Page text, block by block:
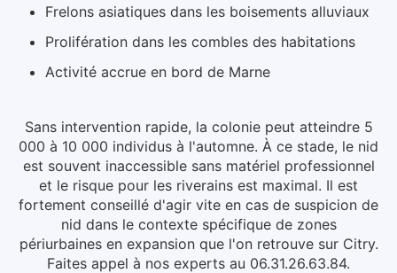
Frelons asiatiques dans les boisements alluviaux
Prolifération dans les combles des habitations
Activité accrue en bord de Marne
Sans intervention rapide, la colonie peut atteindre 5
000 à 10 000 individus à l'automne. À ce stade, le nid
est souvent inaccessible sans matériel professionnel
et le risque pour les riverains est maximal. Il est
fortement conseillé d'agir vite en cas de suspicion de
nid dans le contexte spécifique de zones
périurbaines en expansion que l'on retrouve sur Citry.
Faites appel à nos experts au 06.31.26.63.84.